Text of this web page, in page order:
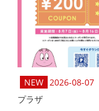
2026-08-07
プラザ